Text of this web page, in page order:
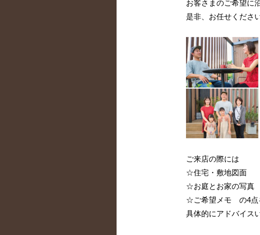
お客さまのご希望に
是非、お任せくださ
ご来店の際には
☆住宅・敷地図面
☆お庭とお家の写真
☆ご希望メモ の4点
具体的にアドバイス